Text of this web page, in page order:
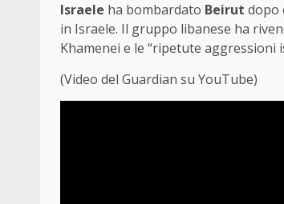
Israele ha bombardato Beirut dopo
in Israele. Il gruppo libanese ha
Khamenei e le “ripetute aggressioni
(Video del Guardian su YouTube)